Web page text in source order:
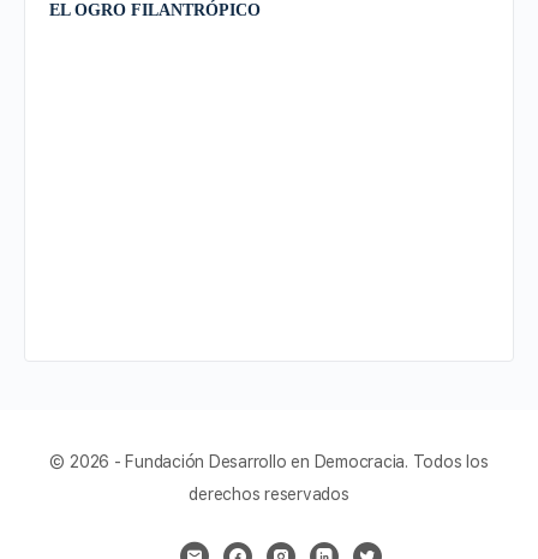
EL OGRO FILANTRÓPICO
© 2026 - Fundación Desarrollo en Democracia. Todos los
derechos reservados